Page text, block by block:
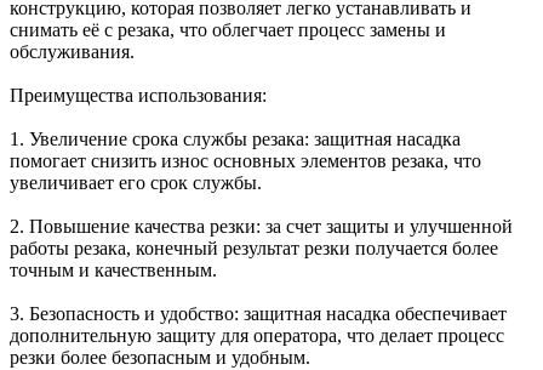
конструкцию, которая позволяет легко устанавливать и
снимать её с резака, что облегчает процесс замены и
обслуживания.
Преимущества использования:
1. Увеличение срока службы резака: защитная насадка
помогает снизить износ основных элементов резака, что
увеличивает его срок службы.
2. Повышение качества резки: за счет защиты и улучшенной
работы резака, конечный результат резки получается более
точным и качественным.
3. Безопасность и удобство: защитная насадка обеспечивает
дополнительную защиту для оператора, что делает процесс
резки более безопасным и удобным.